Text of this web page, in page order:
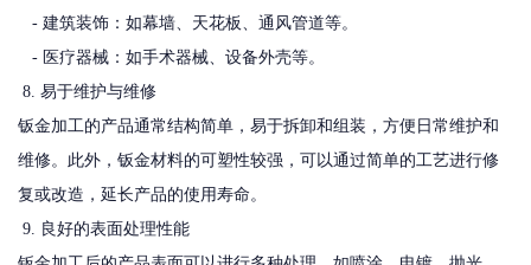
- 建筑装饰：如幕墙、天花板、通风管道等。
- 医疗器械：如手术器械、设备外壳等。
8. 易于维护与维修
钣金加工的产品通常结构简单，易于拆卸和组装，方便日常维护和
维修。此外，钣金材料的可塑性较强，可以通过简单的工艺进行修
复或改造，延长产品的使用寿命。
9. 良好的表面处理性能